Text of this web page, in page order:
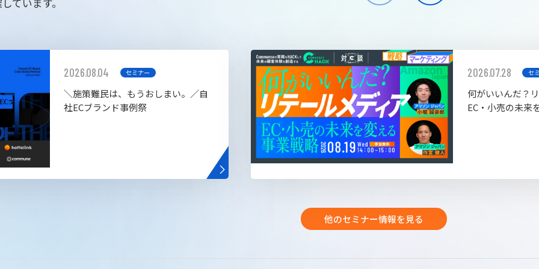
ています。
2026.08.04 セミナー
＼施策難民は、もうおしまい。／自
社ECブランド事例祭
2026.07.28 セ
何がいいんだ？
EC・小売の未来
他のセミナー情報を見る